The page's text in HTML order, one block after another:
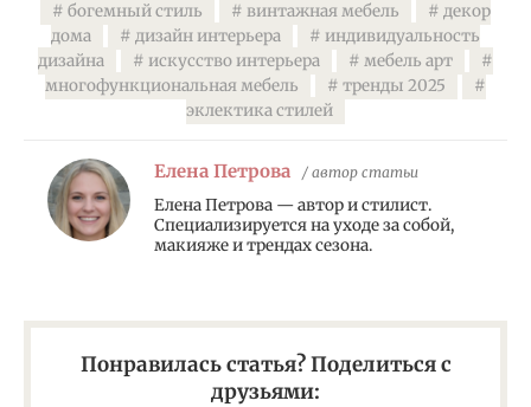
богемный стиль винтажная мебель
декор
дома
дизайн интерьера
индивидуальность
дизайна
искусство интерьера
мебель арт
многофункциональная мебель
тренды 2025
эклектика стилей
Елена Петрова / автор статьи
Елена Петрова — автор и стилист.
Специализируется на уходе за собой,
макияже и трендах сезона.
Понравилась статья? Поделиться с
друзьями: